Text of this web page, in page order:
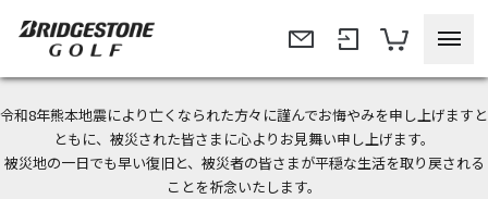
令和8年熊本地震により亡くなられた方々に謹んでお悔やみを申し上げますと
ともに、被災された皆さまに心よりお見舞い申し上げます。
被災地の一日でも早い復旧と、被災者の皆さまが平穏な生活を取り戻される
ことを祈念いたします。
＜夏季休暇中のご注文・発送・お問い合わせ＞
今なら新規会員登録で1,000円OFFクーポンプレゼント！